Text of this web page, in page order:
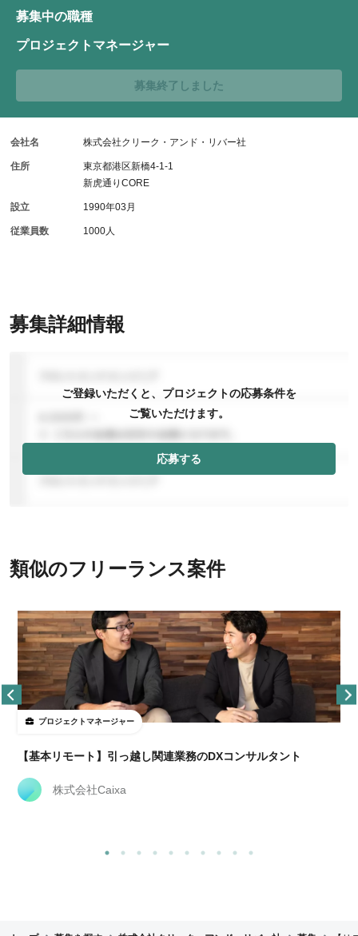
募集詳細情報
ご登録いただくと、プロジェクトの応募条件を
ご覧いただけます。
応募する
募集中の職種
プロジェクトマネージャー
募集終了しました
会社名 株式会社クリーク・アンド・リバー社
住所
東京都港区新橋4-1-1
新虎通りCORE
設立 1990年03月
従業員数 1000人
類似のフリーランス案件
プロジェクトマネージャー
【基本リモート】引っ越し関連業務のDXコンサルタント
株式会社Caixa